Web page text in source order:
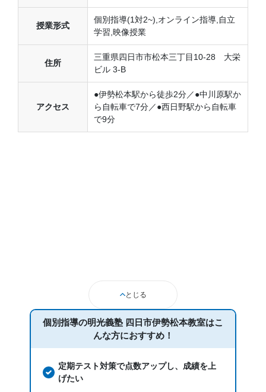
授業形式
個別指導(1対2~),オンライン指導,自立
学習,映像授業
住所
三重県四日市市松本三丁目10-28 大栄
ビル 3-B
アクセス
●伊勢松本駅から徒歩2分／●中川原駅か
ら自転車で7分／●西日野駅から自転車
で9分
とじる
個別指導の明光義塾 四日市伊勢松本教室はこ
んな方におすすめ！
定期テスト対策で点数アップし、成績を上
げたい